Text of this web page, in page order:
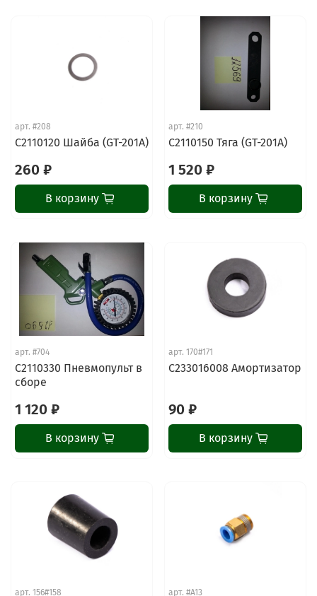
арт. #208
C2110120 Шайба (GT-201A)
260 ₽
В корзину
арт. #210
C2110150 Тяга (GT-201A)
1 520 ₽
В корзину
арт. #704
C2110330 Пневмопульт в
сборе
1 120 ₽
В корзину
арт. 170#171
C233016008 Амортизатор
90 ₽
В корзину
арт. 156#158 арт. #A13